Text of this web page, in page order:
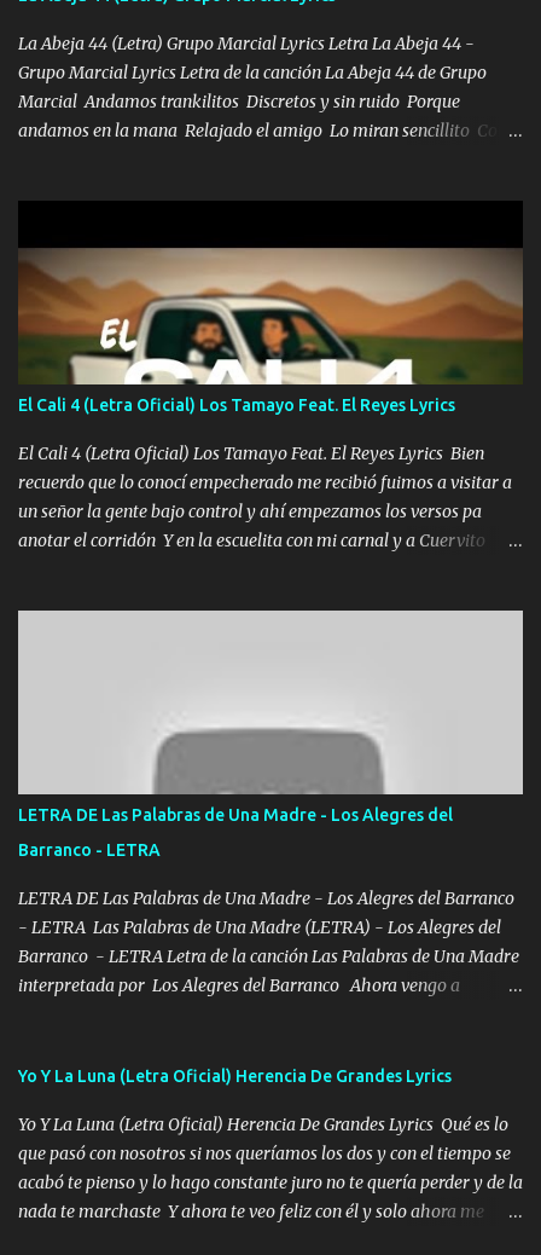
al traicionero damos pa abajo Y No me paran aquí hay pa más
pues hay charola les voy a dar hasta topar pues no hay de otra...
La Abeja 44 (Letra) Grupo Marcial Lyrics Letra La Abeja 44 -
Grupo Marcial Lyrics Letra de la canción La Abeja 44 de Grupo
Marcial Andamos trankilitos Discretos y sin ruido Porque
andamos en la mana Relajado el amigo Lo miran sencillito Con
coronamos Se jala los marciales Y sus guitarras ya van sonando
Un gallardo me prendo Para agarrar el vuelo y la mente y
tranquilizando Tomense un buen trago Y así es como empezamos
los versos que voy cantando (Music) A vido alta y bajas La carreta
se atora Pero nunca le aflojamos Ya me han pasado cosas Y
aunque ustedes no sepan Pero la vida es muy corta Hay que
echarle chingazos Y seguir trabajando porque nada es...
El Cali 4 (Letra Oficial) Los Tamayo Feat. El Reyes Lyrics
El Cali 4 (Letra Oficial) Los Tamayo Feat. El Reyes Lyrics Bien
recuerdo que lo conocí empecherado me recibió fuimos a visitar a
un señor la gente bajo control y ahí empezamos los versos pa
anotar el corridón Y en la escuelita con mi carnal y a Cuervito
verde se le extraña pa que sepan Aquí Pura GENTE DE LA RANA 🐸
POR CLAVE ES EL CALI 4 EN LA CIUDAD TIJUANA Música Al
tirante andamos mi carnal atento a cualquier necesidad no porque
se ve limpio el camino nos confiamos al andar y nunca con la
misma piedra me vuelvo a tropezar Cuando ando de enamorado
en corto me tiró a per...
LETRA DE Las Palabras de Una Madre - Los Alegres del
Barranco - LETRA
LETRA DE Las Palabras de Una Madre - Los Alegres del Barranco
- LETRA Las Palabras de Una Madre (LETRA) - Los Alegres del
Barranco - LETRA Letra de la canción Las Palabras de Una Madre
interpretada por Los Alegres del Barranco Ahora vengo a
viento a su hijo y aunque ahora ya este con Dios el destino así lo
seguiré esperando hasta volvernos a vernos El recuerdo que yo
tengo de mi mente no se va, en mi corazón me llevo lo mismo que
tu papá, a veces me pongo triste porque no puedo mirarte, mas se
que tu me escuchas porque tu eres mi gran ángel, El desespero me
Yo Y La Luna (Letra Oficial) Herencia De Grandes Lyrics
Yo Y La Luna (Letra Oficial) Herencia De Grandes Lyrics Qué es lo
que pasó con nosotros si nos queríamos los dos y con el tiempo se
acabó te pienso y lo hago constante juro no te quería perder y de la
nada te marchaste Y ahora te veo feliz con él y solo ahora me